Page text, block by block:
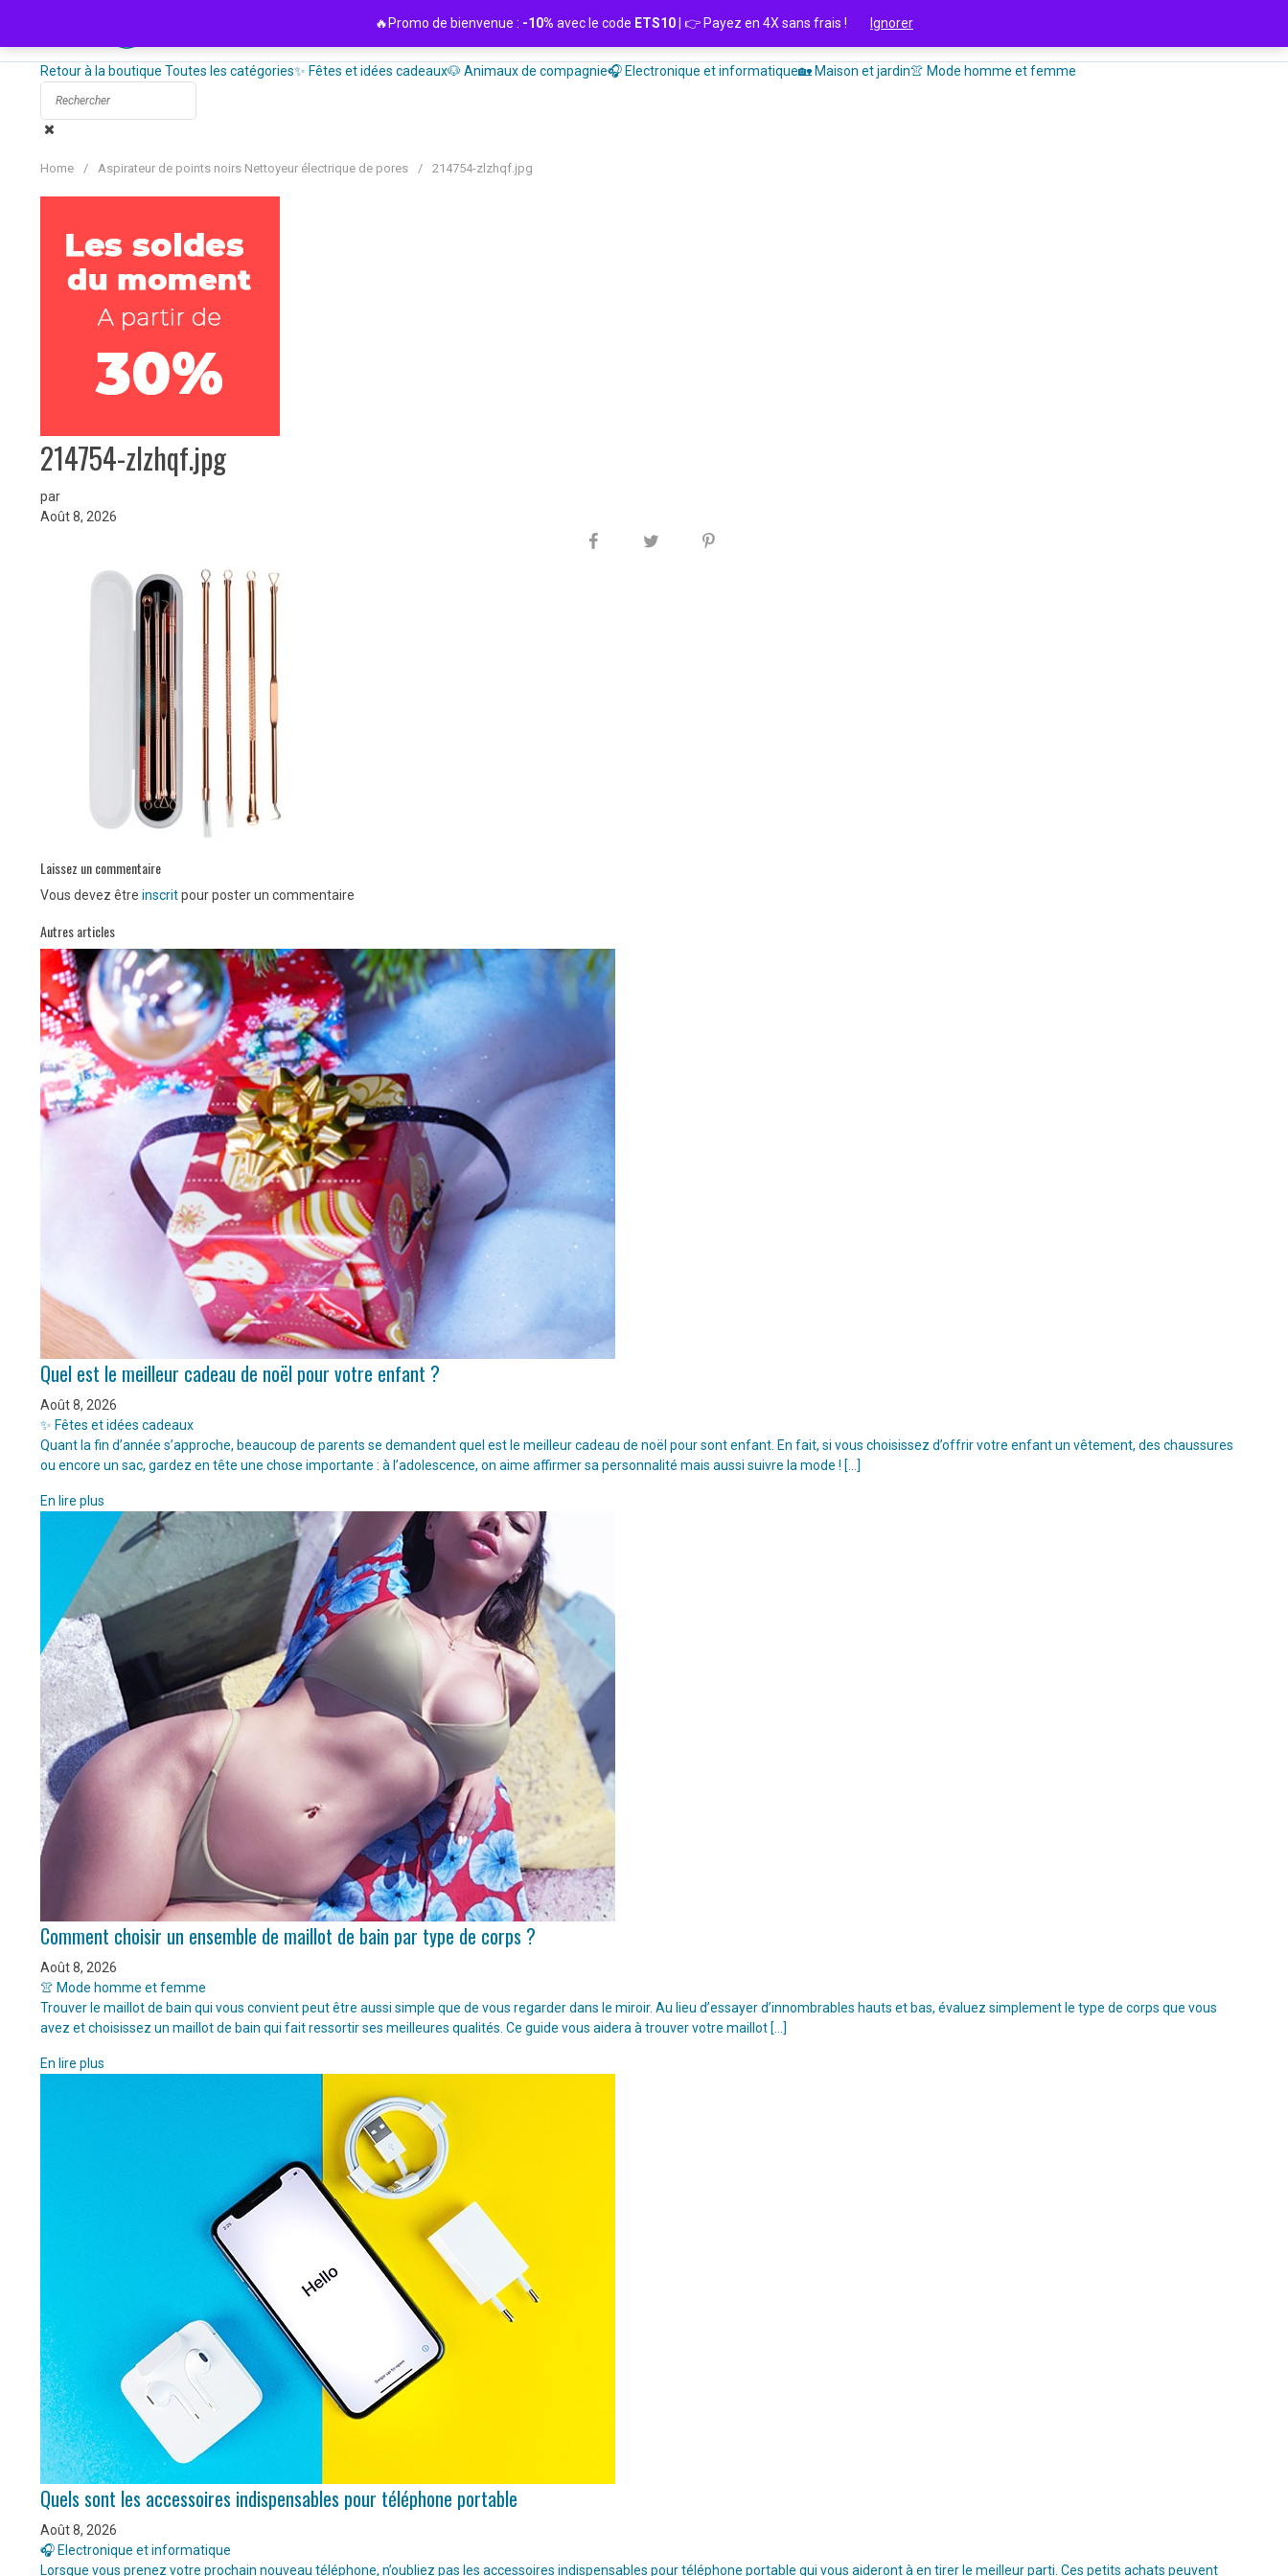
contenu
Retour à la boutique Toutes les catégories✨ Fêtes et idées cadeaux🐶 Animaux de compagnie🎧 Electronique et informatique🏡 Maison et jardin👚 Mode homme et femme
Home / Aspirateur de points noirs Nettoyeur électrique de pores / 214754-zlzhqf.jpg
214754-zlzhqf.jpg
par
Août 8, 2026
Laissez un commentaire
Vous devez être inscritpour poster un commentaire
Autres articles
Quel est le meilleur cadeau de noël pour votre enfant ?
Août 8, 2026
✨ Fêtes et idées cadeaux
Quant la fin d’année s’approche, beaucoup de parents se demandent quel est le meilleur cadeau de noël pour sont enfant. En fait, si vous choisissez d’offrir votre enfant un vêtement, des chaussures
ou encore un sac, gardez en tête une chose importante : à l’adolescence, on aime affirmer sa personnalité mais aussi suivre la mode ! […]
En lire plus
Comment choisir un ensemble de maillot de bain par type de corps ?
Août 8, 2026
👚 Mode homme et femme
Trouver le maillot de bain qui vous convient peut être aussi simple que de vous regarder dans le miroir. Au lieu d’essayer d’innombrables hauts et bas, évaluez simplement le type de corps que vous
avez et choisissez un maillot de bain qui fait ressortir ses meilleures qualités. Ce guide vous aidera à trouver votre maillot […]
En lire plus
Quels sont les accessoires indispensables pour téléphone portable
Août 8, 2026
🎧 Electronique et informatique
Lorsque vous prenez votre prochain nouveau téléphone, n’oubliez pas les accessoires indispensables pour téléphone portable qui vous aideront à en tirer le meilleur parti. Ces petits achats peuvent
🔥Promo de bienvenue : -10% avec le code ETS10 | 👉 Payez en 4X sans frais ! Ignorer